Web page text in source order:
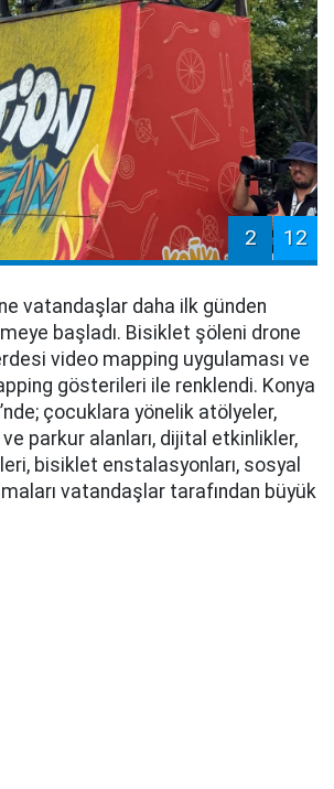
2 12
vatandaşlar daha ilk günden
başladı. Bisiklet şöleni drone
video mapping uygulaması ve
gösterileri ile renklendi. Konya
çocuklara yönelik atölyeler,
parkur alanları, dijital etkinlikler,
bisiklet enstalasyonları, sosyal
vatandaşlar tarafından büyük